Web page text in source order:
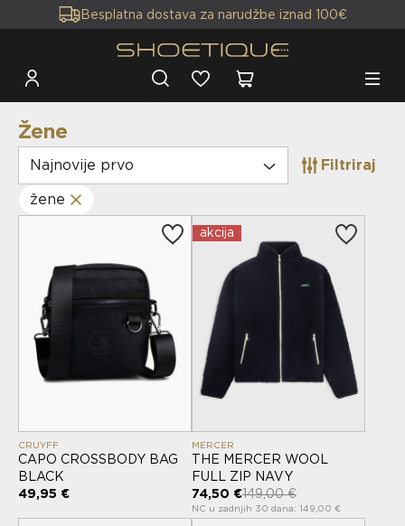
Besplatna dostava za narudžbe iznad 100€
Žene
Najnovije prvo
Filtriraj
žene
CRUYFF
CAPO CROSSBODY BAG
BLACK
49,95 €
akcija
MERCER
THE MERCER WOOL
FULL ZIP NAVY
74,50 €149,00 €
NC u zadnjih 30 dana: 149,00 €